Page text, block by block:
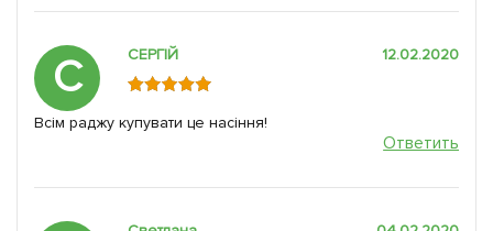
С СЕРГІЙ 12.02.2020
Всім раджу купувати це насіння!
Ответить